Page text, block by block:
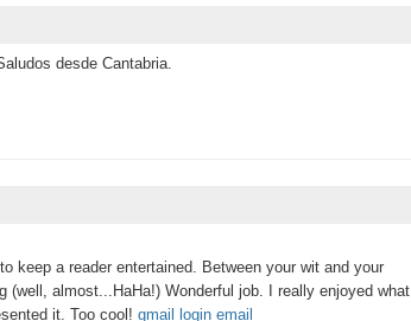
desde Cantabria.
keep a reader entertained. Between your wit and your
almost...HaHa!) Wonderful job. I really enjoyed what
it. Too cool! gmail login email